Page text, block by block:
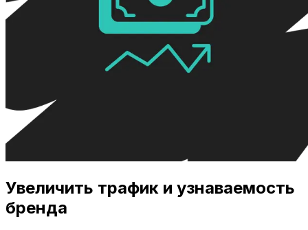
Увеличить трафик и узнаваемость
бренда